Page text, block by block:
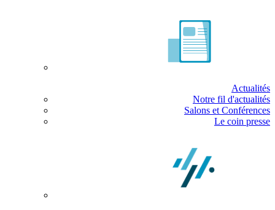
Actualités
Notre fil d'actualités
Salons et Conférences
Le coin presse